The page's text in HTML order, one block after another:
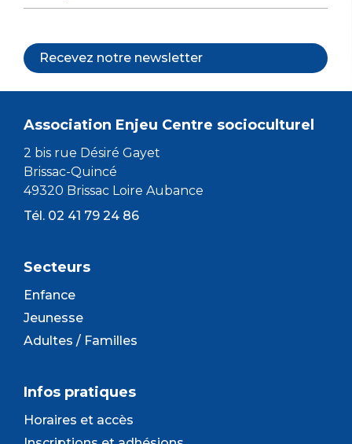
Recevez notre newsletter
Association Enjeu Centre socioculturel
2 bis rue Désiré Gayet
Brissac-Quincé
49320 Brissac Loire Aubance
Tél. 02 41 79 24 86
Secteurs
Enfance
Jeunesse
Adultes / Familles
Infos pratiques
Horaires et accès